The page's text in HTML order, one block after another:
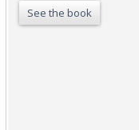
See the book